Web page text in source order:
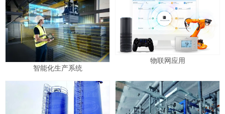
智能化生产系统
物联网应用